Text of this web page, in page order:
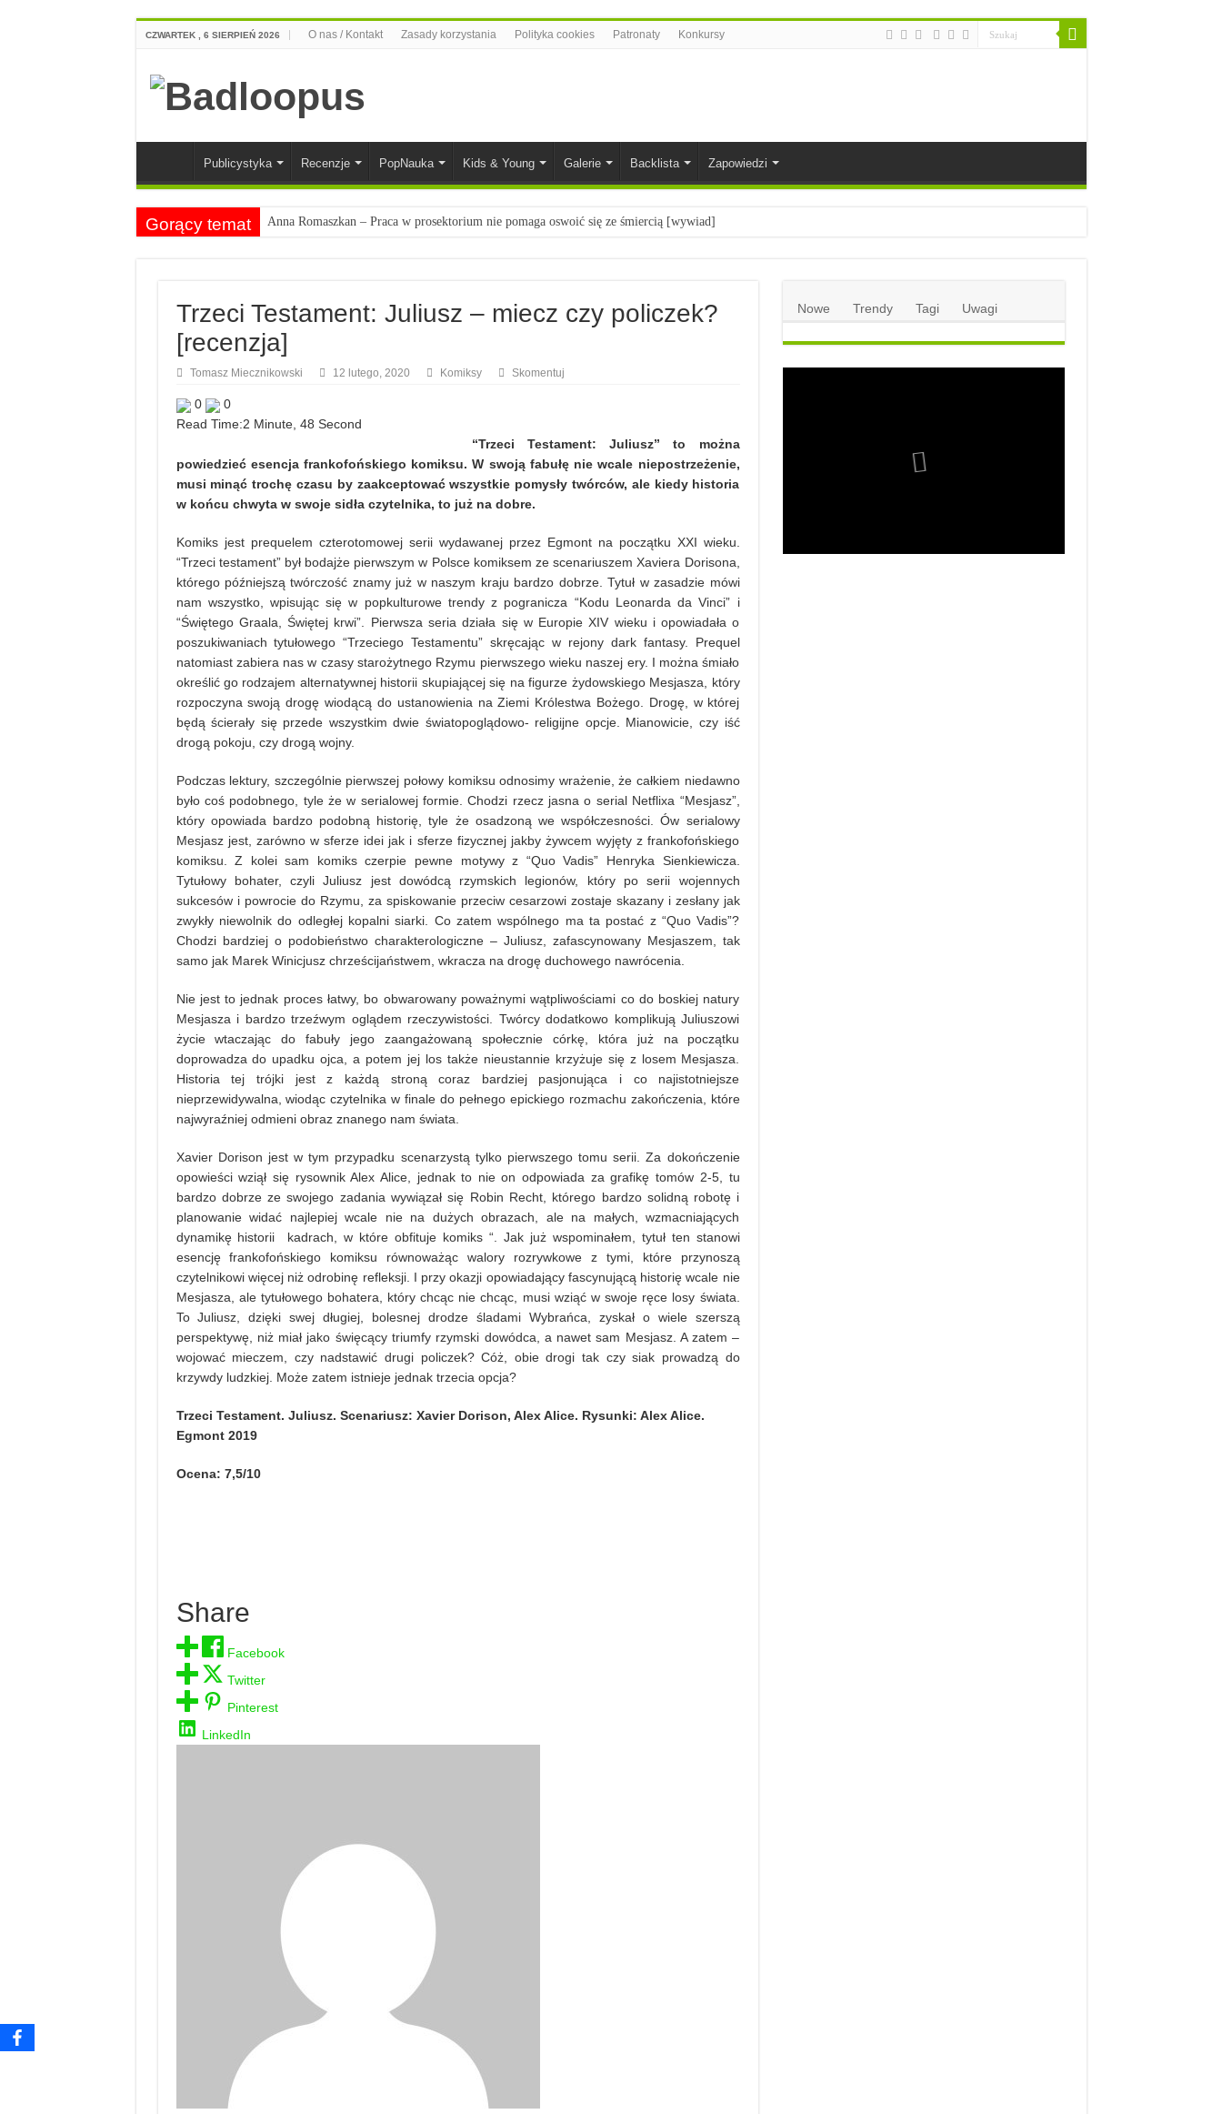
CZWARTEK , 6 SIERPIEŃ 2026 O nas / Kontakt Zasady korzystania Polityka cookies Patronaty Konkursy
Publicystyka Recenzje PopNauka Kids & Young Galerie Backlista Zapowiedzi
Gorący temat Anna Romaszkan – Praca w prosektorium nie pomaga oswoić się ze śmiercią [wywiad]
Najciekawsze zapowiedzi komiksowe na 2023 rok
Trzeci Testament: Juliusz – miecz czy policzek?
[recenzja]
Tomasz Miecznikowski 12 lutego, 2020 Komiksy Skomentuj
0
0
Read Time:2 Minute, 48 Second
“Trzeci Testament: Juliusz” to można
powiedzieć esencja frankofońskiego komiksu. W swoją fabułę nie wcale niepostrzeżenie,
musi minąć trochę czasu by zaakceptować wszystkie pomysły twórców, ale kiedy historia
w końcu chwyta w swoje sidła czytelnika, to już na dobre.
Komiks jest prequelem czterotomowej serii wydawanej przez Egmont na początku XXI wieku.
“Trzeci testament” był bodajże pierwszym w Polsce komiksem ze scenariuszem Xaviera Dorisona,
którego późniejszą twórczość znamy już w naszym kraju bardzo dobrze. Tytuł w zasadzie mówi
nam wszystko, wpisując się w popkulturowe trendy z pogranicza “Kodu Leonarda da Vinci” i
“Świętego Graala, Świętej krwi”. Pierwsza seria działa się w Europie XIV wieku i opowiadała o
poszukiwaniach tytułowego “Trzeciego Testamentu” skręcając w rejony dark fantasy. Prequel
natomiast zabiera nas w czasy starożytnego Rzymu pierwszego wieku naszej ery. I można śmiało
określić go rodzajem alternatywnej historii skupiającej się na figurze żydowskiego Mesjasza, który
rozpoczyna swoją drogę wiodącą do ustanowienia na Ziemi Królestwa Bożego. Drogę, w której
będą ścierały się przede wszystkim dwie światopoglądowo- religijne opcje. Mianowicie, czy iść
drogą pokoju, czy drogą wojny.
Podczas lektury, szczególnie pierwszej połowy komiksu odnosimy wrażenie, że całkiem niedawno
było coś podobnego, tyle że w serialowej formie. Chodzi rzecz jasna o serial Netflixa “Mesjasz”,
który opowiada bardzo podobną historię, tyle że osadzoną we współczesności. Ów serialowy
Mesjasz jest, zarówno w sferze idei jak i sferze fizycznej jakby żywcem wyjęty z frankofońskiego
komiksu. Z kolei sam komiks czerpie pewne motywy z “Quo Vadis” Henryka Sienkiewicza.
Tytułowy bohater, czyli Juliusz jest dowódcą rzymskich legionów, który po serii wojennych
sukcesów i powrocie do Rzymu, za spiskowanie przeciw cesarzowi zostaje skazany i zesłany jak
zwykły niewolnik do odległej kopalni siarki. Co zatem wspólnego ma ta postać z “Quo Vadis”?
Chodzi bardziej o podobieństwo charakterologiczne – Juliusz, zafascynowany Mesjaszem, tak
samo jak Marek Winicjusz chrześcijaństwem, wkracza na drogę duchowego nawrócenia.
Nie jest to jednak proces łatwy, bo obwarowany poważnymi wątpliwościami co do boskiej natury
Mesjasza i bardzo trzeźwym oglądem rzeczywistości. Twórcy dodatkowo komplikują Juliuszowi
życie wtaczając do fabuły jego zaangażowaną społecznie córkę, która już na początku
doprowadza do upadku ojca, a potem jej los także nieustannie krzyżuje się z losem Mesjasza.
Historia tej trójki jest z każdą stroną coraz bardziej pasjonująca i co najistotniejsze
nieprzewidywalna, wiodąc czytelnika w finale do pełnego epickiego rozmachu zakończenia, które
najwyraźniej odmieni obraz znanego nam świata.
Xavier Dorison jest w tym przypadku scenarzystą tylko pierwszego tomu serii. Za dokończenie
opowieści wziął się rysownik Alex Alice, jednak to nie on odpowiada za grafikę tomów 2-5, tu
bardzo dobrze ze swojego zadania wywiązał się Robin Recht, którego bardzo solidną robotę i
planowanie widać najlepiej wcale nie na dużych obrazach, ale na małych, wzmacniających
dynamikę historii kadrach, w które obfituje komiks “. Jak już wspominałem, tytuł ten stanowi
esencję frankofońskiego komiksu równoważąc walory rozrywkowe z tymi, które przynoszą
czytelnikowi więcej niż odrobinę refleksji. I przy okazji opowiadający fascynującą historię wcale nie
Mesjasza, ale tytułowego bohatera, który chcąc nie chcąc, musi wziąć w swoje ręce losy świata.
To Juliusz, dzięki swej długiej, bolesnej drodze śladami Wybrańca, zyskał o wiele szerszą
perspektywę, niż miał jako święcący triumfy rzymski dowódca, a nawet sam Mesjasz. A zatem –
wojować mieczem, czy nadstawić drugi policzek? Cóż, obie drogi tak czy siak prowadzą do
krzywdy ludzkiej. Może zatem istnieje jednak trzecia opcja?
Trzeci Testament. Juliusz. Scenariusz: Xavier Dorison, Alex Alice. Rysunki: Alex Alice.
Egmont 2019
Ocena: 7,5/10
Share
Facebook
Twitter
Pinterest
LinkedIn
Nowe Trendy Tagi Uwagi